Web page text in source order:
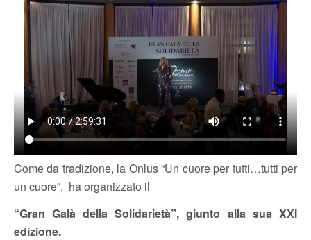
Come da tradizione, la Onlus “Un cuore per tutti…tutti per
un cuore”, ha organizzato il
“Gran Galà della Solidarietà”, giunto alla sua XXI
edizione.